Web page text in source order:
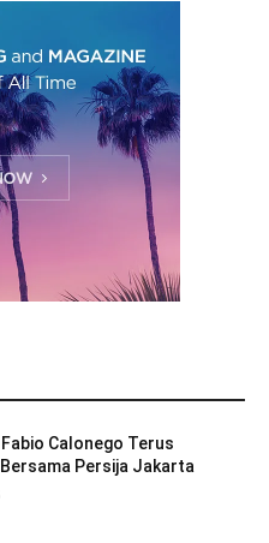
Calonego Terus
Persija Jakarta